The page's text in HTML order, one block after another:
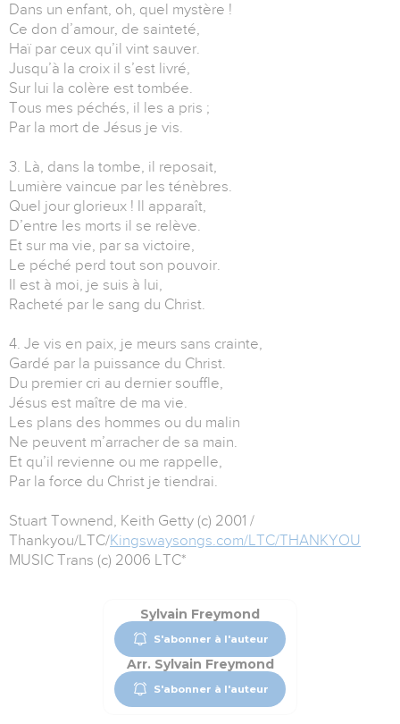
Dans un enfant, oh, quel mystère !
Ce don d’amour, de sainteté,
Haï par ceux qu’il vint sauver.
Jusqu’à la croix il s’est livré,
Sur lui la colère est tombée.
Tous mes péchés, il les a pris ;
Par la mort de Jésus je vis.
3. Là, dans la tombe, il reposait,
Lumière vaincue par les ténèbres.
Quel jour glorieux ! Il apparaît,
D’entre les morts il se relève.
Et sur ma vie, par sa victoire,
Le péché perd tout son pouvoir.
Il est à moi, je suis à lui,
Racheté par le sang du Christ.
4. Je vis en paix, je meurs sans crainte,
Gardé par la puissance du Christ.
Du premier cri au dernier souffle,
Jésus est maître de ma vie.
Les plans des hommes ou du malin
Ne peuvent m’arracher de sa main.
Et qu’il revienne ou me rappelle,
Par la force du Christ je tiendrai.
Stuart Townend, Keith Getty (c) 2001 /
Thankyou/LTC/Kingswaysongs.com/LTC/THANKYOU
MUSIC Trans (c) 2006 LTC*
Sylvain Freymond
S'abonner à l'auteur
Arr. Sylvain Freymond
S'abonner à l'auteur